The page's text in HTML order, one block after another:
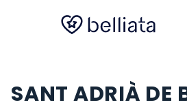
SANT ADRIÀ DE